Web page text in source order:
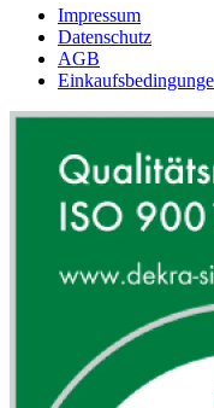
Impressum
Datenschutz
AGB